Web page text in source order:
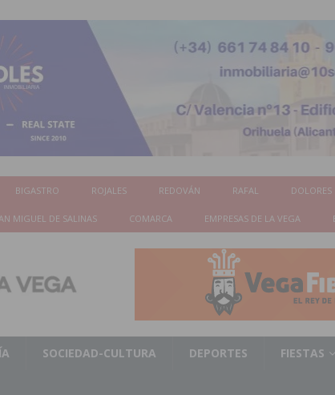
BIGASTRO ROJALES REDOVÁN RAFAL DOLORES
MIGUEL DE SALINAS COMARCA EMPRESAS DE LA VEGA
SOCIEDAD-CULTURA DEPORTES FIESTAS